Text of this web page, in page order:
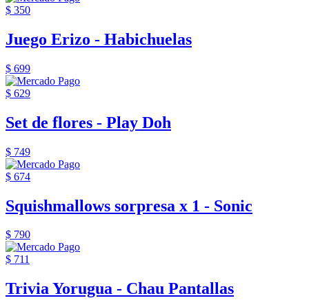
$ 350
Juego Erizo - Habichuelas
$ 699
$ 629
Set de flores - Play Doh
$ 749
$ 674
Squishmallows sorpresa x 1 - Sonic
$ 790
$ 711
Trivia Yorugua - Chau Pantallas